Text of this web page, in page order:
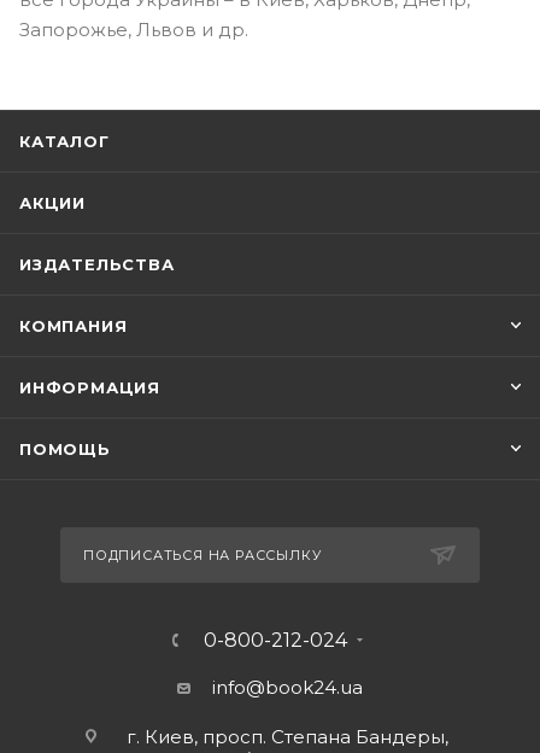
Запорожье, Львов и др.
КАТАЛОГ
АКЦИИ
ИЗДАТЕЛЬСТВА
КОМПАНИЯ
ИНФОРМАЦИЯ
ПОМОЩЬ
ПОДПИСАТЬСЯ НА РАССЫЛКУ
0-800-212-024
info@book24.ua
г. Киев, просп. Степана Бандеры,